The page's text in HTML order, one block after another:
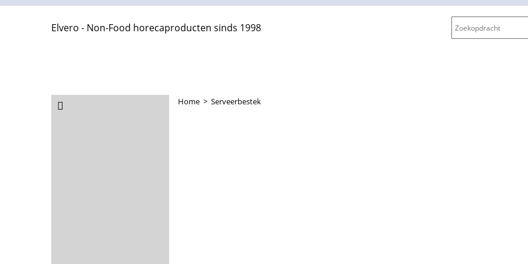
Elvero - Non-Food horecaproducten sinds 1998
Home > Serveerbestek